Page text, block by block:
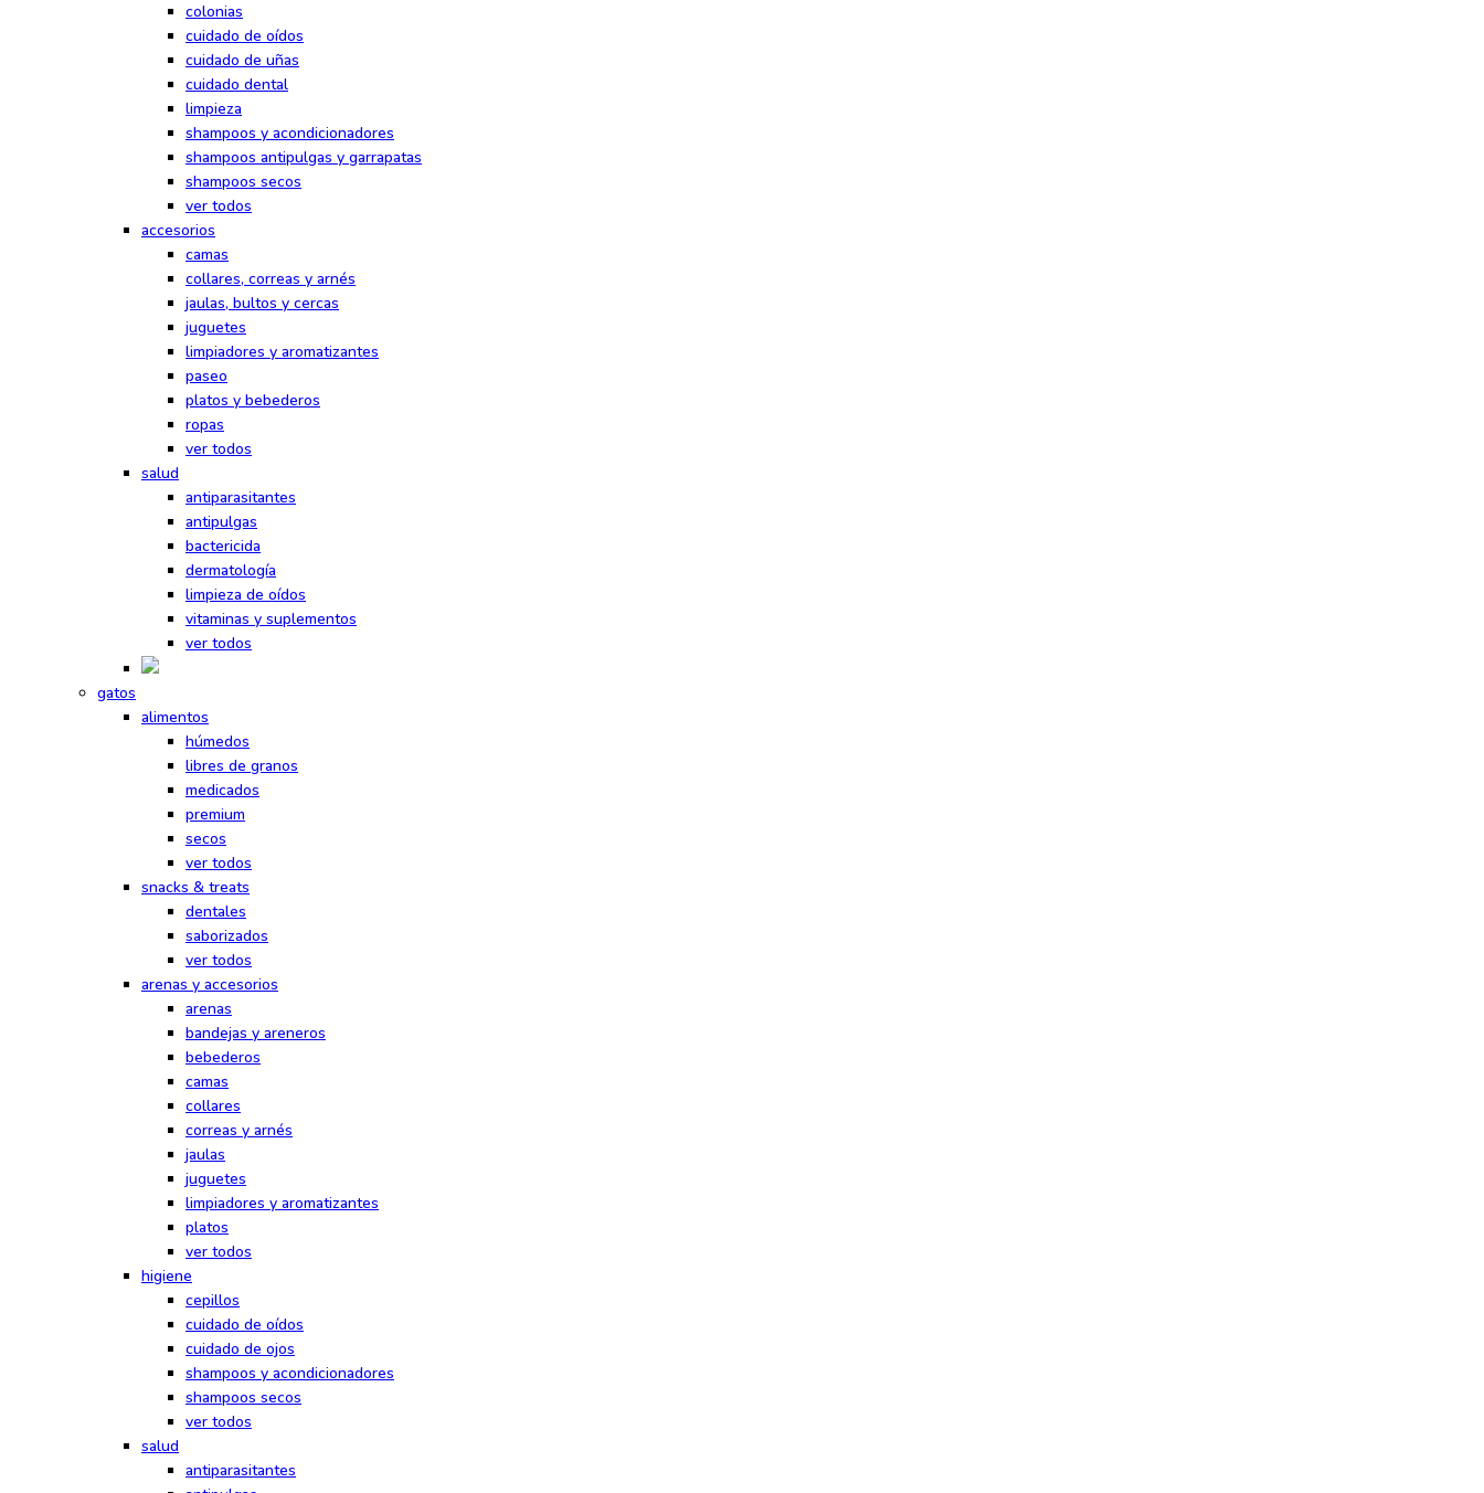
colonias
cuidado de oídos
cuidado de uñas
cuidado dental
limpieza
shampoos y acondicionadores
shampoos antipulgas y garrapatas
shampoos secos
ver todos
accesorios
camas
collares, correas y arnés
jaulas, bultos y cercas
juguetes
limpiadores y aromatizantes
paseo
platos y bebederos
ropas
ver todos
salud
antiparasitantes
antipulgas
bactericida
dermatología
limpieza de oídos
vitaminas y suplementos
ver todos
gatos
alimentos
húmedos
libres de granos
medicados
premium
secos
ver todos
snacks & treats
dentales
saborizados
ver todos
arenas y accesorios
arenas
bandejas y areneros
bebederos
camas
collares
correas y arnés
jaulas
juguetes
limpiadores y aromatizantes
platos
ver todos
higiene
cepillos
cuidado de oídos
cuidado de ojos
shampoos y acondicionadores
shampoos secos
ver todos
salud
antiparasitantes